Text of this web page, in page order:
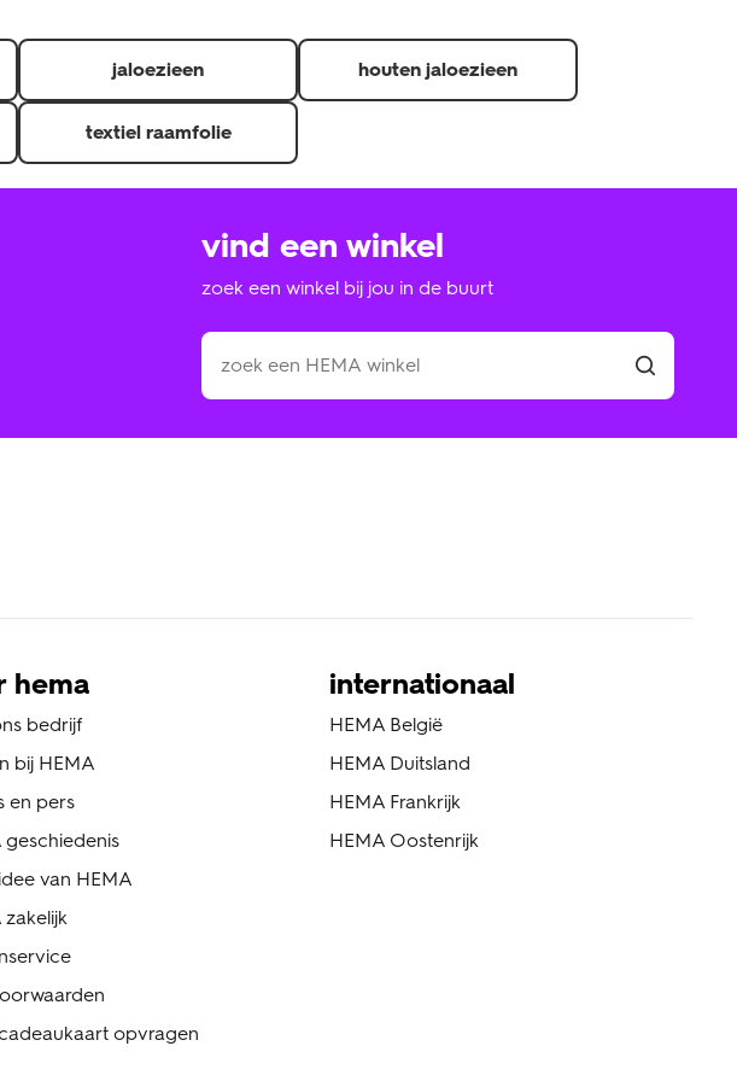
jaloezieen houten jaloezieen
textiel raamfolie
vind een winkel
zoek een winkel bij jou in de buurt
hema
bedrijf
bij HEMA
en pers
geschiedenis
van HEMA
zakelijk
opvragen
internationaal
HEMA België
HEMA Duitsland
HEMA Frankrijk
HEMA Oostenrijk